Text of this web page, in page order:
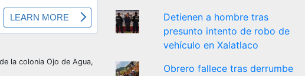
la colonia Ojo de Agua,
Detienen a hombre tras
presunto intento de robo de
vehículo en Xalatlaco
Obrero fallece tras derrumbe